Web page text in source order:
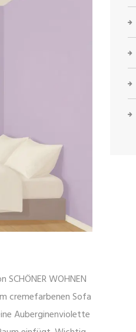
WOHNEN
cremefarbenen Sofa
Auberginenviolette